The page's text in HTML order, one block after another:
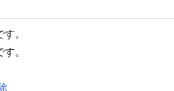
す。
す。